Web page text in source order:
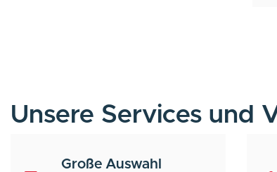
Unsere Services und
Große Auswahl